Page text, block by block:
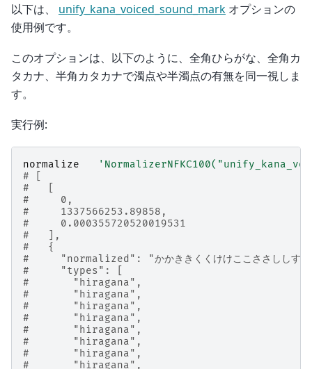
以下は、 unify_kana_voiced_sound_mark オプションの
使用例です。
このオプションは、以下のように、全角ひらがな、全角カ
タカナ、半角カタカナで濁点や半濁点の有無を同一視しま
す。
実行例:
normalize
# [
#   [
#     0,
#     1337566253.89858,
#     0.000355720520019531
#   ],
#   {
#     "normalized": "かかききくくけけここささししすすせ
#     "types": [
#       "hiragana",
#       "hiragana",
#       "hiragana",
#       "hiragana",
#       "hiragana",
#       "hiragana",
#       "hiragana",
#       "hiragana",